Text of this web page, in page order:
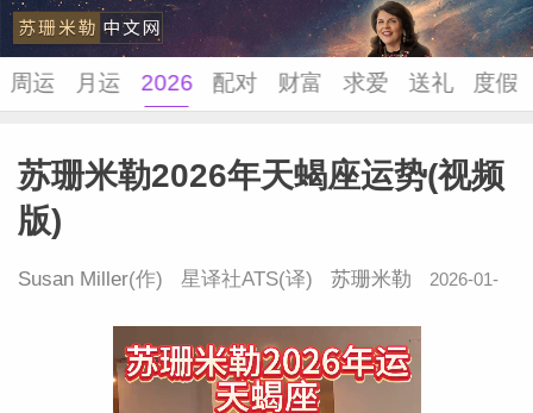
苏珊米
周运 月运 2026 配对 财富 求爱 送礼 度假
苏珊米勒2026年天蝎座运势(视频
版)
Susan Miller(作) 星译社ATS(译) 苏珊米勒 2026-01-